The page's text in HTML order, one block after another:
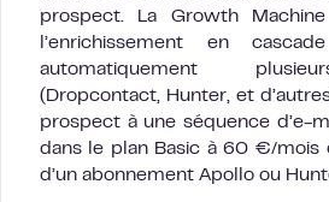
prospect. La Growth
l’enrichissement en
automatiquement
(Dropcontact, Hunter, et
prospect à une séquence d’e-
dans le plan Basic à 60 €/mois
d’un abonnement Apollo ou